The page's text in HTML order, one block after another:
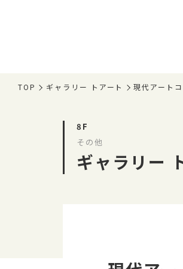
TOP ギャラリー トアート 現代アート
8F
その他
ギャラリー